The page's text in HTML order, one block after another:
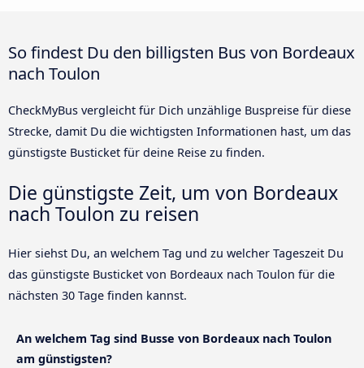
So findest Du den billigsten Bus von Bordeaux
nach Toulon
CheckMyBus vergleicht für Dich unzählige Buspreise für diese
Strecke, damit Du die wichtigsten Informationen hast, um das
günstigste Busticket für deine Reise zu finden.
Die günstigste Zeit, um von Bordeaux
nach Toulon zu reisen
Hier siehst Du, an welchem Tag und zu welcher Tageszeit Du
das günstigste Busticket von Bordeaux nach Toulon für die
nächsten 30 Tage finden kannst.
An welchem Tag sind Busse von Bordeaux nach Toulon
am günstigsten?